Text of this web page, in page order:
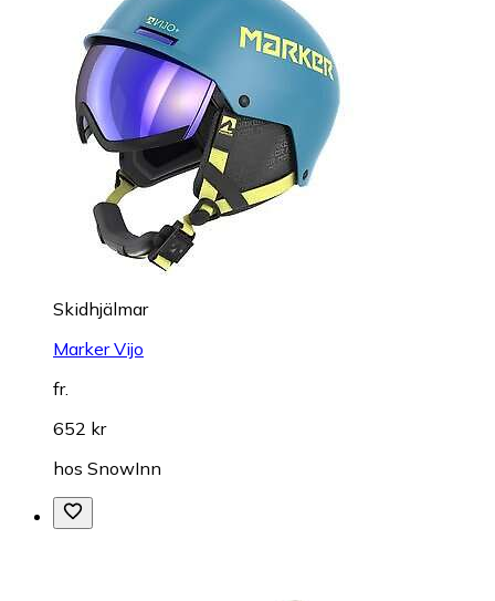
Skidhjälmar
Marker Vijo
fr.
652 kr
hos SnowInn